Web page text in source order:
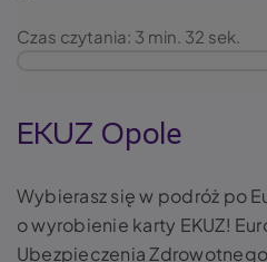
Czas czytania: 3 min. 32 sek.
EKUZ Opole
Wybierasz się w podróż po
o wyrobienie karty EKUZ!
Ubezpieczenia